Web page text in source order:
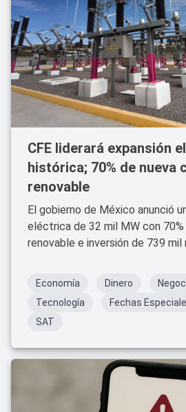
CFE liderará expansión
histórica; 70% de nueva
renovable
El gobierno de México anunció
eléctrica de 32 mil MW con
renovable e inversión de 739
Economía Dinero
Tecnología
Fechas
SAT